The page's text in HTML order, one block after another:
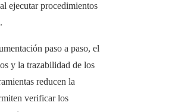
ejecutar procedimientos
paso a paso, el
y la trazabilidad de los
reducen la
verificar los